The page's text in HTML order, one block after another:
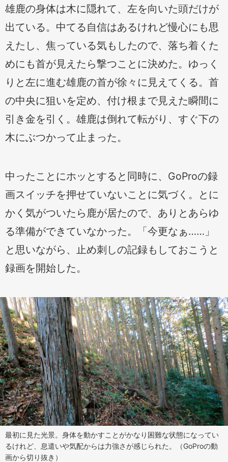
雄鹿の身体は木に隠れて、左を向いた頭だけが
出ている。中てる自信はあるけれど慢心にも思
えたし、焦っている気もしたので、落ち着くた
めにも首が見えたら撃つことに決めた。ゆっく
りと左に進む雄鹿の首が徐々に見えてくる。首
の中央に狙いを定め、付け根まで見えた瞬間に
引き金を引く。雄鹿は倒れて転がり、すぐ下の
木にぶつかって止まった。
中ったことにホッとすると同時に、GoProの録
画スイッチを押せていないことに気づく。とに
かく気がついたら鹿が居たので、ありとあらゆ
る準備ができていなかった。「今更なぁ……」
と思いながら、止め刺しの記録もしておこうと
録画を開始した。
最初に見た光景。身体を動かすことがかなり困難な状態になってい
るけれど、息遣いや気配からは力強さが感じられた。（GoProの動
画から切り抜き）